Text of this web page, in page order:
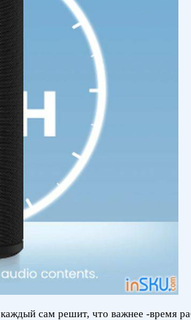
сам решит, что важнее -время